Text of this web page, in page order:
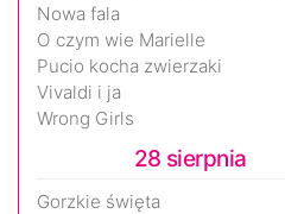
Nowa fala
O czym wie Marielle
Pucio kocha zwierzaki
Vivaldi i ja
Wrong Girls
28 sierpnia
Gorzkie święta